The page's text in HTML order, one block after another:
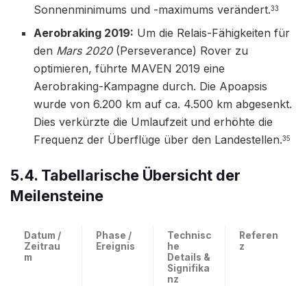
Sonnenminimums und -maximums verändert.33
Aerobraking 2019: Um die Relais-Fähigkeiten für
den Mars 2020(Perseverance) Rover zu
optimieren, führte MAVEN 2019 eine
Aerobraking-Kampagne durch. Die Apoapsis
wurde von 6.200 km auf ca. 4.500 km abgesenkt.
Dies verkürzte die Umlaufzeit und erhöhte die
Frequenz der Überflüge über den Landestellen.35
5.4. Tabellarische Übersicht der
Meilensteine
Datum /
Zeitrau
m
Phase /
Ereignis
Technisc
he
Details &
Signifika
nz
Referen
z